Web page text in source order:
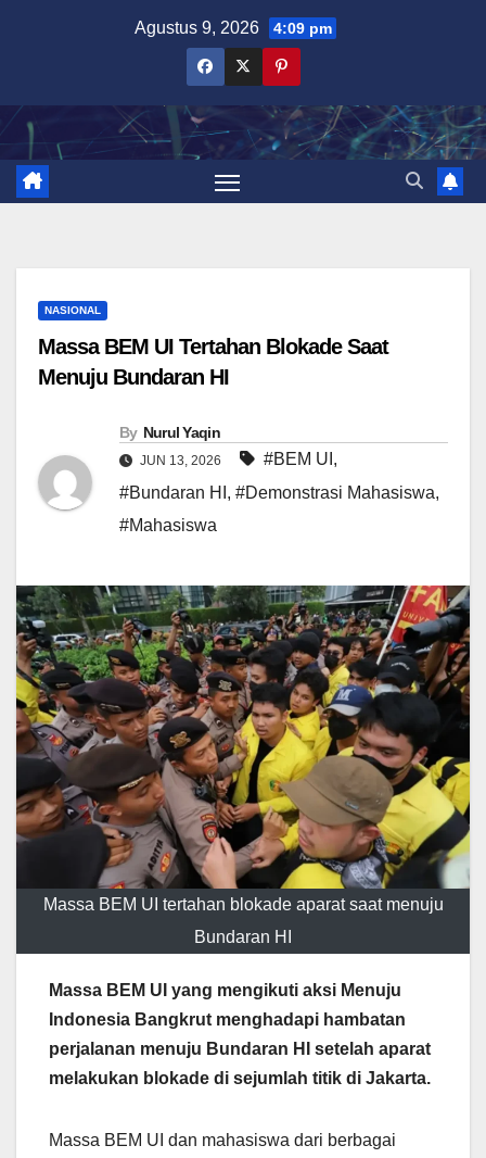
Agustus 9, 2026 4:09 pm
NASIONAL
Massa BEM UI Tertahan Blokade Saat
Menuju Bundaran HI
By Nurul Yaqin
JUN 13, 2026 #BEM UI ,
#Bundaran HI , #Demonstrasi Mahasiswa,
#Mahasiswa
Massa BEM UI tertahan blokade aparat saat menuju
Bundaran HI
Massa BEM UI yang mengikuti aksi Menuju
Indonesia Bangkrut menghadapi hambatan
perjalanan menuju Bundaran HI setelah aparat
melakukan blokade di sejumlah titik di Jakarta.
Massa BEM UI dan mahasiswa dari berbagai